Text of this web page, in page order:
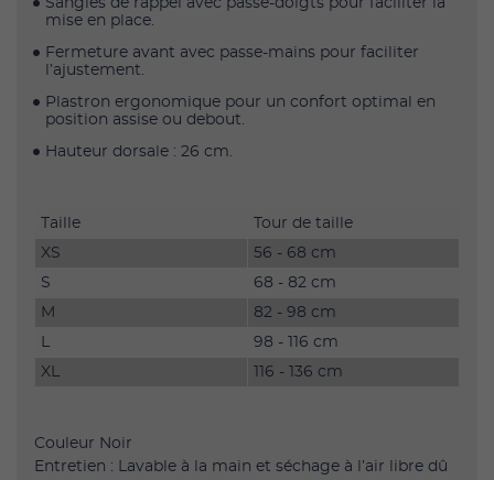
Sangles de rappel avec passe-doigts pour faciliter la
mise en place.
Fermeture avant avec passe-mains pour faciliter
l’ajustement.
Plastron ergonomique pour un confort optimal en
position assise ou debout.
Hauteur dorsale : 26 cm.
Taille
Tour de taille
XS
56 - 68 cm
S
68 - 82 cm
M
82 - 98 cm
L
98 - 116 cm
XL
116 - 136 cm
Couleur Noir
Entretien : Lavable à la main et séchage à l’air libre dû